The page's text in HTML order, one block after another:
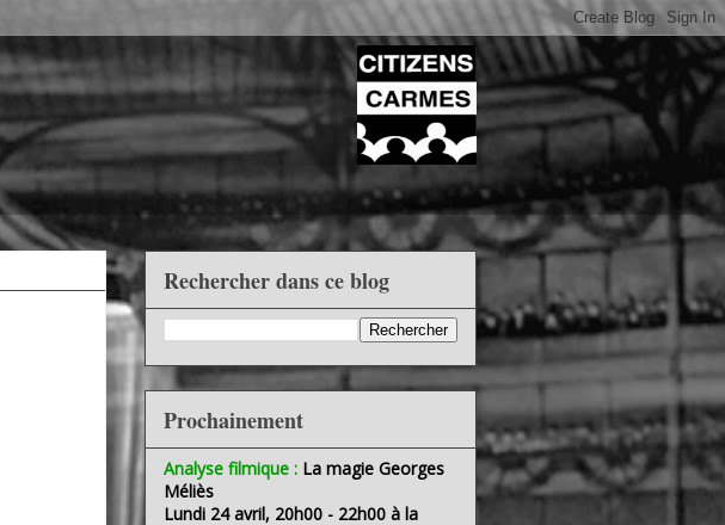
Rechercher dans ce blog
Prochainement
Analyse filmique : La magie Georges
Méliès
Lundi 24 avril, 20h00 - 22h00 à la